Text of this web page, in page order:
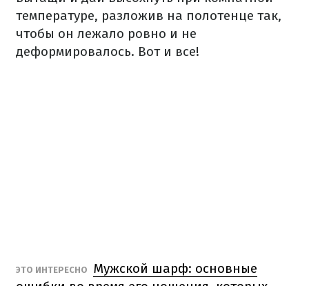
температуре, разложив на полотенце так,
чтобы он лежало ровно и не
деформировалось. Вот и все!
ЭТО ИНТЕРЕСНО
Мужской шарф: основные